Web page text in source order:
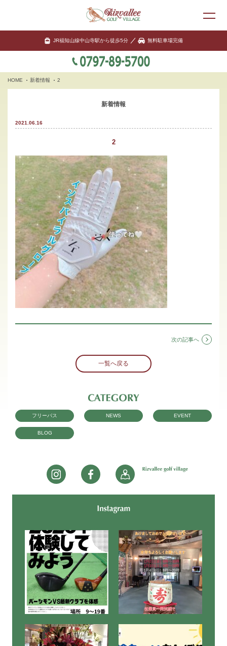
JR福知山線中山寺駅から徒歩5分 無料駐車場完備
HOME 新着情報 2
新着情報
2021.06.16
2
一覧へ戻る
次の記事へ
フリーパス NEWS EVENT
BLOG